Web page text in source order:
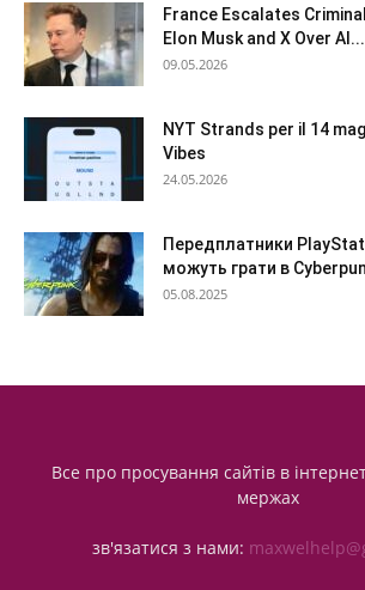
France Escalates
Elon Musk and X Over AI...
09.05.2026
NYT Strands per il 14
Vibes
24.05.2026
Передплатники
можуть грати в
05.08.2025
Все про просування сайтів в
мержах
зв'язатися з нами: